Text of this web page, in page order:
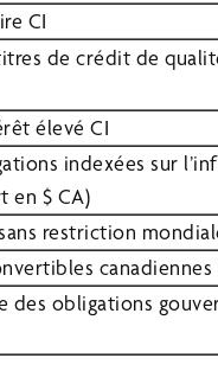
CI
de crédit de
élevé CI
indexées sur
en $ CA)
restriction
canadiennes
des obligations